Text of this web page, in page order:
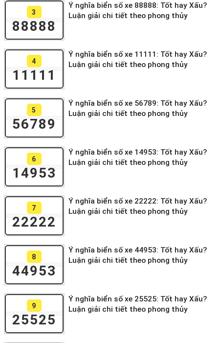
3
88888
Ý nghĩa biển số xe 88888: Tốt hay Xấu?
Luận giải chi tiết theo phong thủy
4
11111
Ý nghĩa biển số xe 11111: Tốt hay Xấu?
Luận giải chi tiết theo phong thủy
5
56789
Ý nghĩa biển số xe 56789: Tốt hay Xấu?
Luận giải chi tiết theo phong thủy
6
14953
Ý nghĩa biển số xe 14953: Tốt hay Xấu?
Luận giải chi tiết theo phong thủy
7
22222
Ý nghĩa biển số xe 22222: Tốt hay Xấu?
Luận giải chi tiết theo phong thủy
8
44953
Ý nghĩa biển số xe 44953: Tốt hay Xấu?
Luận giải chi tiết theo phong thủy
9
25525
Ý nghĩa biển số xe 25525: Tốt hay Xấu?
Luận giải chi tiết theo phong thủy